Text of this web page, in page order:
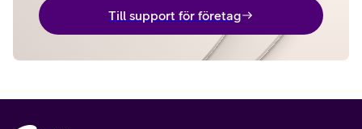
Till support för företag